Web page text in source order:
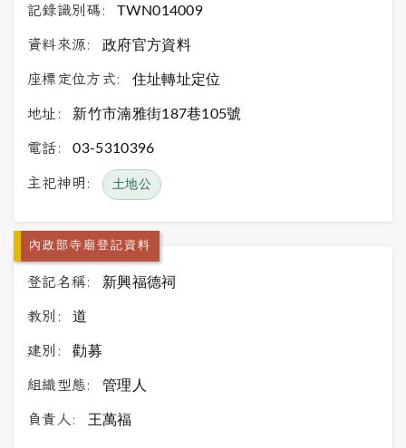
記錄識別碼: TWN014009
資料來源: 政府官方資料
座標定位方式: 住址轉址定位
地址: 新竹市湳雅街187巷105號
電話: 03-5310396
主祀神明: 土地公
內政部寺廟登記資料
登記名稱: 新興福德祠
教別: 道
建別: 勸募
組織型態: 管理人
負責人: 王萬福